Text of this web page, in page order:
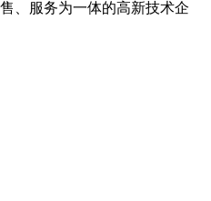
、服务为一体的高新技术企